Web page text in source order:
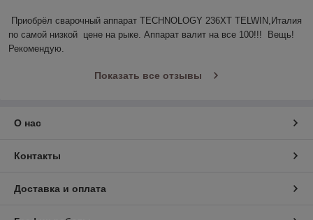
Приобрёл сварочный аппарат TECHNOLOGY 236ХТ TELWIN,Италия
по самой низкой  цене на рыке. Аппарат валит на все 100!!!  Вещь!
Рекомендую.
Показать все отзывы
О нас
Контакты
Доставка и оплата